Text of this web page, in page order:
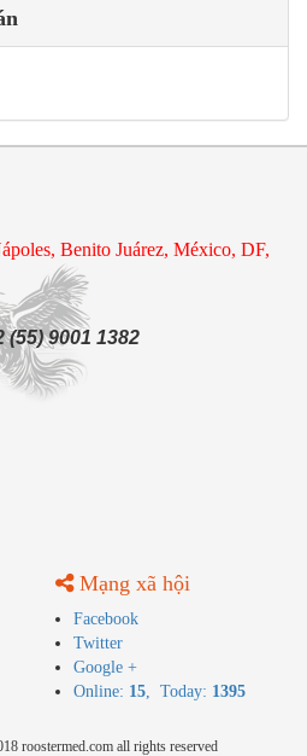
Benito Juárez, México, DF,
(55) 9001 1382
Mạng xã hội
Facebook
Twitter
Google +
Online: 15, Today: 1395
roostermed.com all rights reserved